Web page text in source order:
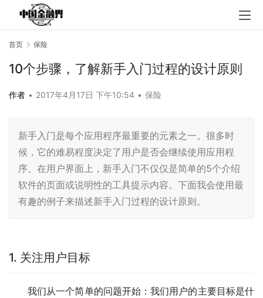
首页 保险
10个步骤，了解新手入门过程的设计原则
作者 • 2017年4月17日 下午10:54 • 保险
新手入门是每个应用程序最重要的元素之一。很多时
候，它的难易程度决定了用户是否会继续使用应用程
序。在用户界面上，新手入门不仅仅是简单的5个介绍
软件的页面或说明性的工具提示内容。下面我会使用最
有趣的例子来描述新手入门过程的设计原则。
1. 关注用户目标
我们从一个简单的问题开始：我们用户的主要目标是什